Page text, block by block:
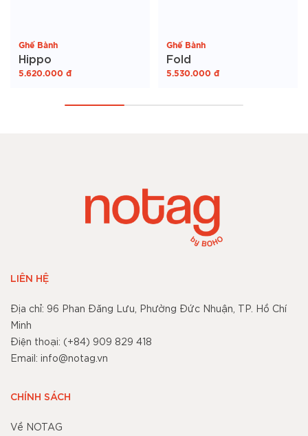
Ghế Bành
Hippo
5.620.000 đ
Ghế Bành
Fold
5.530.000 đ
LIÊN HỆ
Địa chỉ: 96 Phan Đăng Lưu, Phường Đức Nhuận, TP. Hồ Chí
Minh
Điện thoại: (+84) 909 829 418
Email: info@notag.vn
CHÍNH SÁCH
Về NOTAG